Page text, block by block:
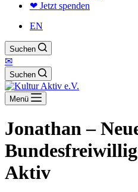
❤ Jetzt spenden
EN
Suchen
✉
Suchen
Menü
Jonathan –
Aktiv